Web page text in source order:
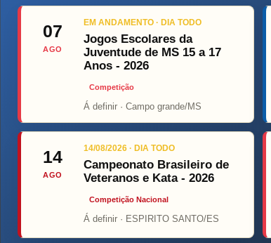
07
AGO
EM ANDAMENTO · DIA TODO
Jogos Escolares da
Juventude de MS 15 a 17
Anos - 2026
Competição
Á definir · Campo grande/MS
14
AGO
14/08/2026 · DIA TODO
Campeonato Brasileiro de
Veteranos e Kata - 2026
Competição Nacional
Á definir · ESPIRITO SANTO/ES
Top Fight